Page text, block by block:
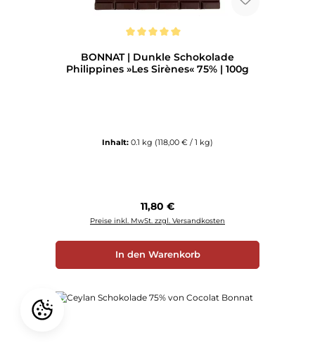
BONNAT | Dunkle Schokolade
Philippines »Les Sirènes« 75% | 100g
Inhalt: 0.1 kg (118,00 € / 1 kg)
Regulärer Preis:
11,80 €
Preise inkl. MwSt. zzgl. Versandkosten
In den Warenkorb